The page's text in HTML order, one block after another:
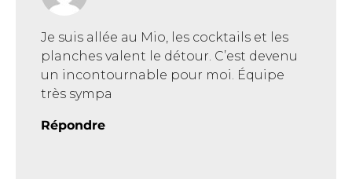
Je suis allée au Mio, les cocktails et les
planches valent le détour. C’est devenu
un incontournable pour moi. Équipe
très sympa
Répondre